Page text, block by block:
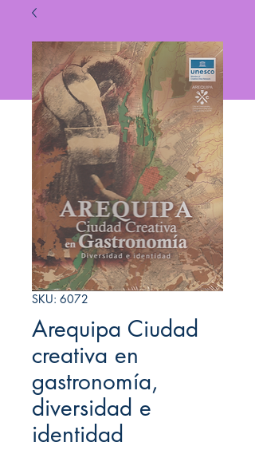
SKU: 6072
Arequipa Ciudad
creativa en
gastronomía,
diversidad e
identidad